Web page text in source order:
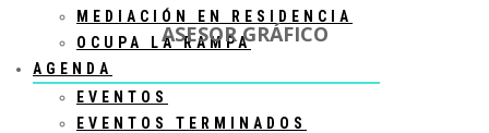
MEDIACIÓN EN RESIDENCIA
OCUPA LA RAMPA
AGENDA
EVENTOS
EVENTOS TERMINADOS
ASESOR GRÁFICO